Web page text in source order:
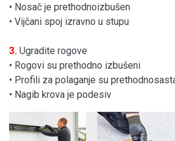
• Nosač je prethodnoizbušen
• Vijčani spoj izravno u stupu
3. Ugradite rogove
• Rogovi su prethodno izbušeni
• Profili za polaganje su
• Nagib krova je podesiv